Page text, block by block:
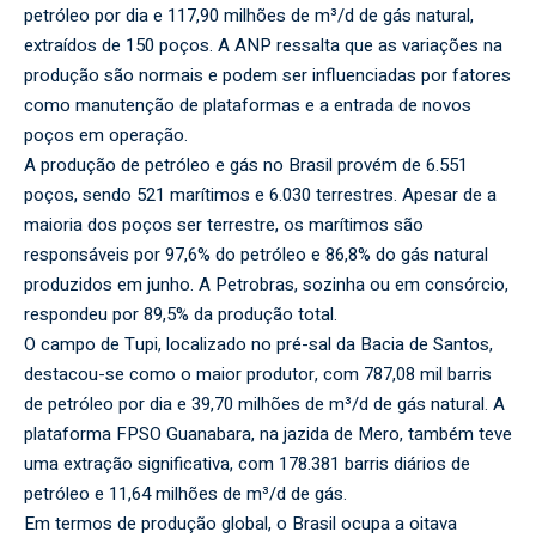
petróleo por dia e 117,90 milhões de m³/d de gás natural,
extraídos de 150 poços. A ANP ressalta que as variações na
produção são normais e podem ser influenciadas por fatores
como manutenção de plataformas e a entrada de novos
poços em operação.
A produção de petróleo e gás no Brasil provém de 6.551
poços, sendo 521 marítimos e 6.030 terrestres. Apesar de a
maioria dos poços ser terrestre, os marítimos são
responsáveis por 97,6% do petróleo e 86,8% do gás natural
produzidos em junho. A Petrobras, sozinha ou em consórcio,
respondeu por 89,5% da produção total.
O campo de Tupi, localizado no pré-sal da Bacia de Santos,
destacou-se como o maior produtor, com 787,08 mil barris
de petróleo por dia e 39,70 milhões de m³/d de gás natural. A
plataforma FPSO Guanabara, na jazida de Mero, também teve
uma extração significativa, com 178.381 barris diários de
petróleo e 11,64 milhões de m³/d de gás.
Em termos de produção global, o Brasil ocupa a oitava